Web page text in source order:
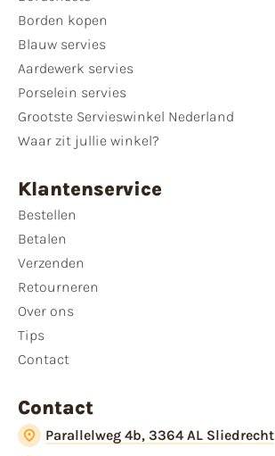
Borden kopen
Blauw servies
Aardewerk servies
Porselein servies
Grootste Servieswinkel Nederland
Waar zit jullie winkel?
Klantenservice
Bestellen
Betalen
Verzenden
Retourneren
Over ons
Tips
Contact
Contact
Parallelweg 4b, 3364 AL Sliedrecht